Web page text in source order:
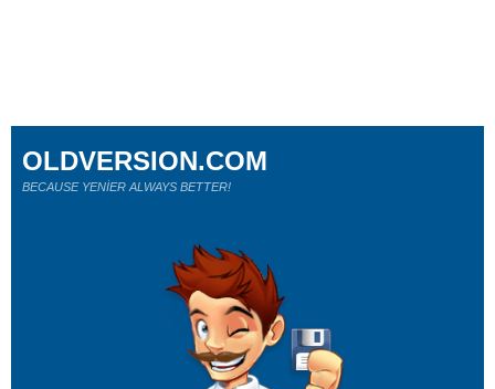
OLDVERSION.COM
BECAUSE YENİER ALWAYS BETTER!